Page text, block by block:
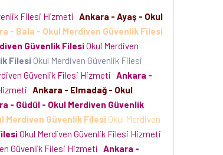
Filesi Hizmeti Ankara - Ayaş - Okul
- Bala - Okul Merdiven Güvenlik Filesi
Güvenlik FilesiOkul Merdiven
Filesi Okul Merdiven Güvenlik Filesi
Güvenlik Filesi Hizmeti Ankara -
Ankara - Elmadağ - Okul
- Güdül - Okul Merdiven Güvenlik
Merdiven Güvenlik Filesi Okul Merdiven
Okul Merdiven Güvenlik Filesi Hizmeti
Güvenlik Filesi Hizmeti Ankara -